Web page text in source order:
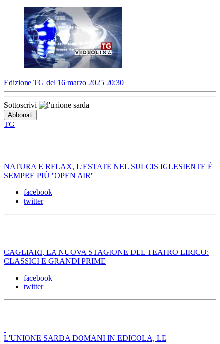
Edizione TG del 16 marzo 2025 20:30
Sottoscrivi
TG
NATURA E RELAX, L’ESTATE NEL SULCIS IGLESIENTE È
SEMPRE PIÙ ''OPEN AIR''
facebook
twitter
CAGLIARI, LA NUOVA STAGIONE DEL TEATRO LIRICO:
CLASSICI E GRANDI PRIME
facebook
twitter
L'UNIONE SARDA DOMANI IN EDICOLA, LE